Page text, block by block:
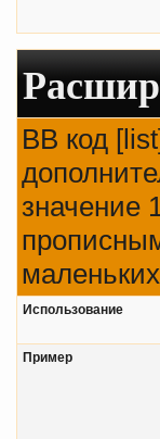
BB код
значение
Использование
Пример